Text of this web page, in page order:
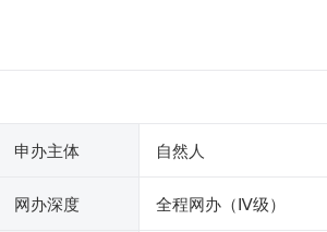
申办主体 自然人
网办深度 全程网办（Ⅳ级）